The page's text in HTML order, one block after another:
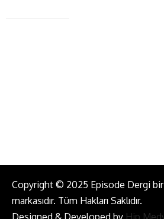
+90 543 345 46 00
Copyright © 2025 Episode Dergi bir
markasıdır. Tüm Hakları Saklıdır.
Designed & Developed by Hip